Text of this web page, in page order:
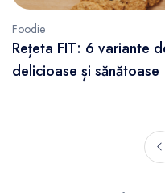
Foodie
Rețeta FIT: 6 variante
delicioase și sănătoase